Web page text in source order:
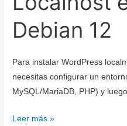
Debian 12
Para instalar WordPress
necesitas configurar un
MySQL/MariaDB, PHP) y
Cómo
Leer más »